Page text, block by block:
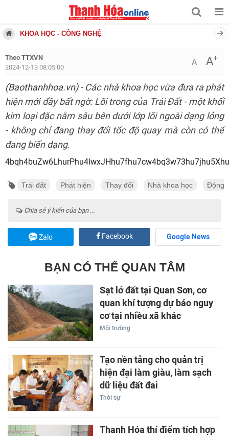
KHOA HỌC - CÔNG NGHỆ
Theo TTXVN
2024-12-13 08:05:00
A A+
(Baothanhhoa.vn)- Các nhà khoa học vừa đưa ra phát
hiện mới đầy bất ngờ: Lõi trong của Trái Đất - một khối
kim loại đặc nằm sâu bên dưới lớp lõi ngoài dạng lỏng
- không chỉ đang thay đổi tốc độ quay mà còn có thể
đang biến dạng.
Trái đất Phát hiện Thay đổi Nhà khoa học Động
Chia sẻ ý kiến của bạn ...
Zalo Facebook Google News
BẠN CÓ THỂ QUAN TÂM
Sạt lở đất tại Quan Sơn, cơ
quan khí tượng dự báo nguy
cơ tại nhiều xã khác
Môi trường
Tạo nền tảng cho quản trị
hiện đại làm giàu, làm sạch
dữ liệu đất đai
Thời sự
Thanh Hóa thí điểm tích hợp